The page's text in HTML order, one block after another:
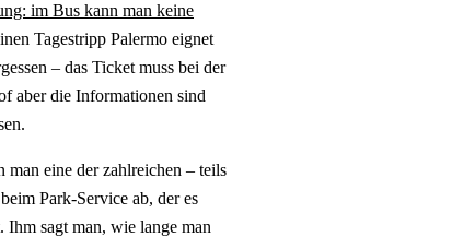
im Bus kann man keine
Tagestripp Palermo eignet
– das Ticket muss bei der
aber die Informationen sind
eine der zahlreichen – teils
Park-Service ab, der es
Ihm sagt man, wie lange man